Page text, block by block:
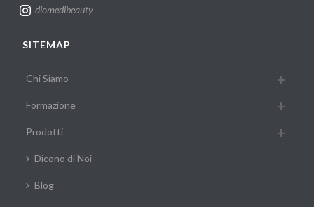
diomedibeauty
SITEMAP
Chi Siamo
Formazione
Prodotti
Dicono di Noi
Blog